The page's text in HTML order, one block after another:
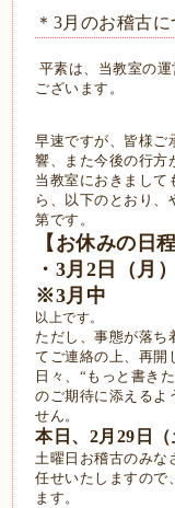
＊3月のお稽古
平素は、 当教室の
ございます。
早速ですが、皆様ご
響、
また今後の行方
当教室におきまして
ら、
以下のとおり、
第です。
【お休みの日程
・3月2日（月
※3月中
以上です。
ただし、事態が落ち
てご連絡の上、 再開
日々、“もっと書き
のご期待に添えるよ
せん。
本日、2月29日
土曜日お稽古のみな
任せいたしますので、
ます。